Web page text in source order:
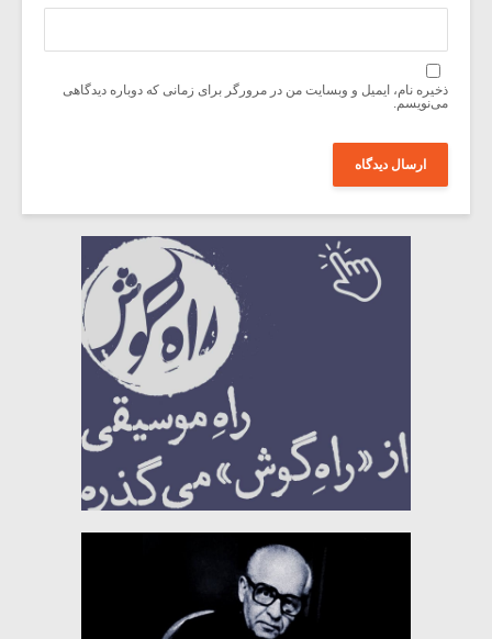
ذخیره نام، ایمیل و وبسایت من در مرورگر برای زمانی که دوباره دیدگاهی
می‌نویسم.